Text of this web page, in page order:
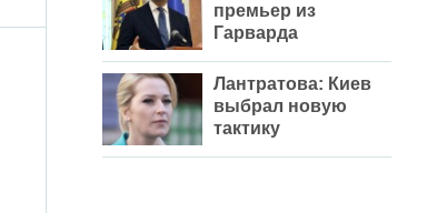
премьер из
Гарварда
Лантратова: Киев
выбрал новую
тактику